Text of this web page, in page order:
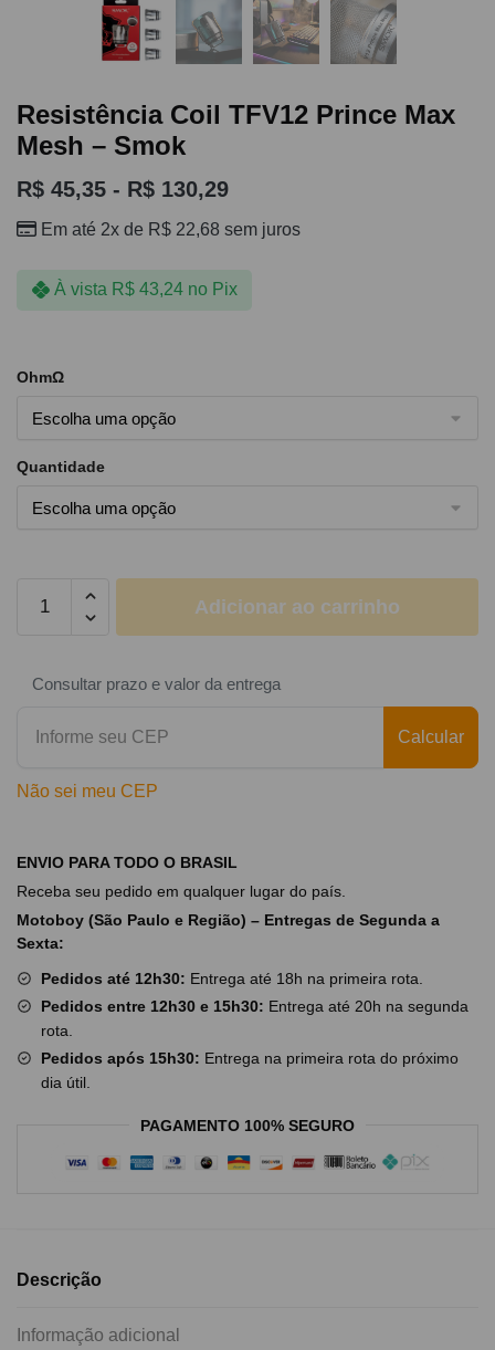
Resistência Coil TFV12 Prince Max
Mesh – Smok
R$ 45,35 - R$ 130,29
Em até 2x de R$ 22,68 sem juros
À vista R$43,24 no Pix
OhmΩ
Quantidade
Adicionar ao carrinho
Consultar prazo e valor da entrega
Calcular
Não sei meu CEP
ENVIO PARA TODO O BRASIL
Receba seu pedido em qualquer lugar do país.
Motoboy (São Paulo e Região) – Entregas de Segunda a
Sexta:
Pedidos até 12h30: Entrega até 18h na primeira rota.
Pedidos entre 12h30 e 15h30: Entrega até 20h na segunda
rota.
Pedidos após 15h30: Entrega na primeira rota do próximo
dia útil.
PAGAMENTO 100% SEGURO
Descrição
Informação adicional